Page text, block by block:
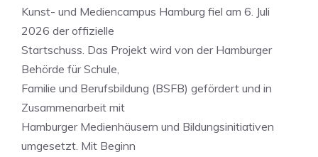
Kunst- und Mediencampus Hamburg fiel am 6. Juli
2026 der offizielle
Startschuss. Das Projekt wird von der Hamburger
Behörde für Schule,
Familie und Berufsbildung (BSFB) gefördert und in
Zusammenarbeit mit
Hamburger Medienhäusern und Bildungsinitiativen
umgesetzt. Mit Beginn